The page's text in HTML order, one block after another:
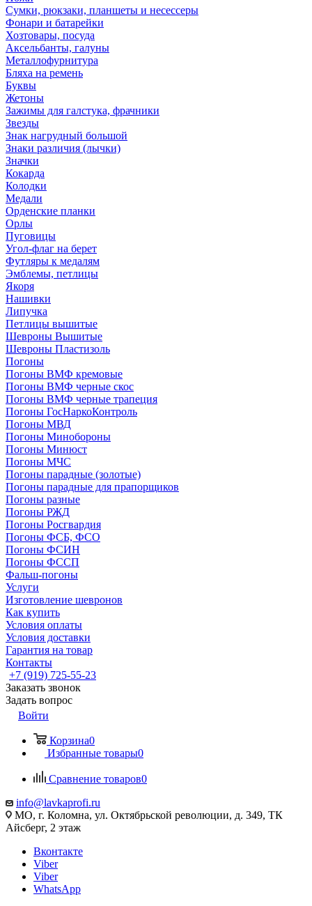
Сумки, рюкзаки, планшеты и несессеры
Фонари и батарейки
Хозтовары, посуда
Аксельбанты, галуны
Металлофурнитура
Бляха на ремень
Буквы
Жетоны
Зажимы для галстука, фрачники
Звезды
Знак нагрудный большой
Знаки различия (лычки)
Значки
Кокарда
Колодки
Медали
Орденские планки
Орлы
Пуговицы
Угол-флаг на берет
Футляры к медалям
Эмблемы, петлицы
Якоря
Нашивки
Липучка
Петлицы вышитые
Шевроны Вышитые
Шевроны Пластизоль
Погоны
Погоны ВМФ кремовые
Погоны ВМФ черные скос
Погоны ВМФ черные трапеция
Погоны ГосНаркоКонтроль
Погоны МВД
Погоны Минобороны
Погоны Минюст
Погоны МЧС
Погоны парадные (золотые)
Погоны парадные для прапорщиков
Погоны разные
Погоны РЖД
Погоны Росгвардия
Погоны ФСБ, ФСО
Погоны ФСИН
Погоны ФССП
Фальш-погоны
Услуги
Изготовление шевронов
Как купить
Условия оплаты
Условия доставки
Гарантия на товар
Контакты
+7 (919) 725-55-23
Заказать звонок
Задать вопрос
Войти
Корзина0
Избранные товары0
Сравнение товаров0
info@lavkaprofi.ru
МО, г. Коломна, ул. Октябрьской революции, д. 349, ТК
Айсберг, 2 этаж
Вконтакте
Viber
Viber
WhatsApp